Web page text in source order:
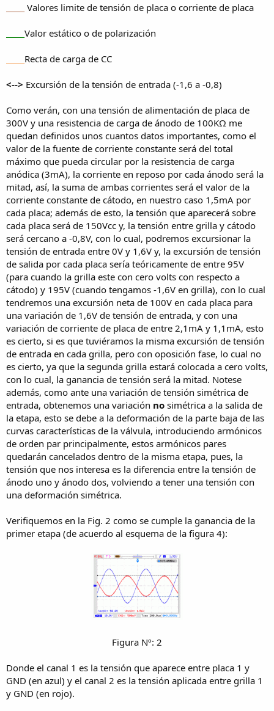
Valores limite de tensión de placa o corriente de placa
Valor estático o de polarización
Recta de carga de CC
<--> Excursión de la tensión de entrada (-1,6 a -0,8)
Como verán, con una tensión de alimentación de placa de
300V y una resistencia de carga de ánodo de 100KΩ me
quedan definidos unos cuantos datos importantes, como el
valor de la fuente de corriente constante será del total
máximo que pueda circular por la resistencia de carga
anódica (3mA), la corriente en reposo por cada ánodo será la
mitad, así, la suma de ambas corrientes será el valor de la
corriente constante de cátodo, en nuestro caso 1,5mA por
cada placa; además de esto, la tensión que aparecerá sobre
cada placa será de 150Vcc y, la tensión entre grilla y cátodo
será cercano a -0,8V, con lo cual, podremos excursionar la
tensión de entrada entre 0V y 1,6V y, la excursión de tensión
de salida por cada placa sería teóricamente de entre 95V
(para cuando la grilla este con cero volts con respecto a
cátodo) y 195V (cuando tengamos -1,6V en grilla), con lo cual
tendremos una excursión neta de 100V en cada placa para
una variación de 1,6V de tensión de entrada, y con una
variación de corriente de placa de entre 2,1mA y 1,1mA, esto
es cierto, si es que tuviéramos la misma excursión de tensión
de entrada en cada grilla, pero con oposición fase, lo cual no
es cierto, ya que la segunda grilla estará colocada a cero volts,
con lo cual, la ganancia de tensión será la mitad. Notese
además, como ante una variación de tensión simétrica de
entrada, obtenemos una variación no simétrica a la salida de
la etapa, esto se debe a la deformación de la parte baja de las
curvas características de la válvula, introduciendo armónicos
de orden par principalmente, estos armónicos pares
quedarán cancelados dentro de la misma etapa, pues, la
tensión que nos interesa es la diferencia entre la tensión de
ánodo uno y ánodo dos, volviendo a tener una tensión con
una deformación simétrica.
Verifiquemos en la Fig. 2 como se cumple la ganancia de la
primer etapa (de acuerdo al esquema de la figura 4):
Figura Nº: 2​
Donde el canal 1 es la tensión que aparece entre placa 1 y
GND (en azul) y el canal 2 es la tensión aplicada entre grilla 1
y GND (en rojo).